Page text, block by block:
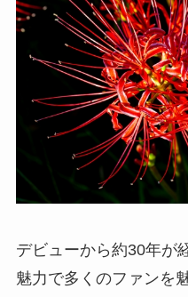
デビューから約30年が
魅力で多くのファンを